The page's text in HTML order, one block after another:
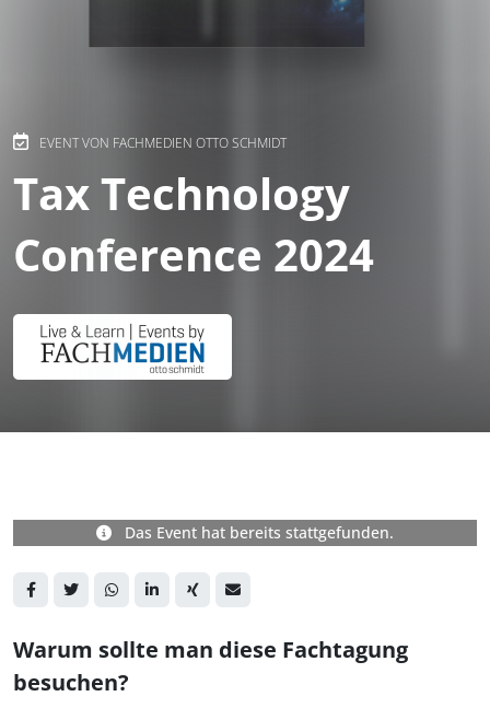
EVENT VON FACHMEDIEN OTTO SCHMIDT
Tax Technology
Conference 2024
Das Event hat bereits stattgefunden.
Warum sollte man diese Fachtagung
besuchen?